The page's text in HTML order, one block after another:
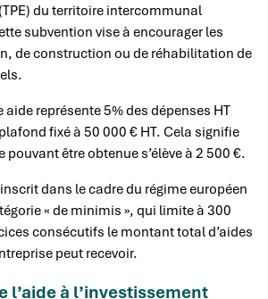
du territoire intercommunal
subvention vise à encourager les
de construction ou de réhabilitation de
représente 5% des dépenses HT
fixé à 50 000 € HT. Cela signifie
pouvant être obtenue s’élève à 2 500 €.
dans le cadre du régime européen
« de minimis », qui limite à 300
consécutifs le montant total d’aides
peut recevoir.
l’aide à l’investissement